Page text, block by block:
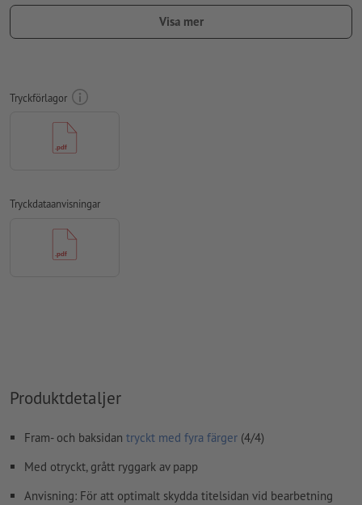
Notera: Om du väljer Wire-O-bindningen i kombination med
inriktning.
Upplösning:
Lägg 2 mm runtom
teckensnittmåste våra fullständigt inbäddade eller
färgläge:
Hur skapar jag utskriftsdata korrekt?
Visa mer
Tryckförlagor
Tryckdataanvisningar
Produktdetaljer
Fram- och baksidan tryckt med fyra färger (4/4)
Med otryckt, grått ryggark av papp
Anvisning: För att optimalt skydda titelsidan vid bearbetning